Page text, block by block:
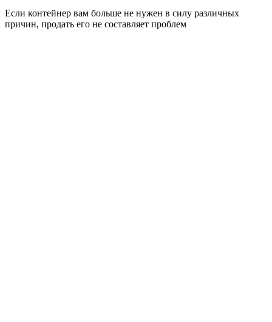
Если контейнер вам больше не нужен в силу различных
причин, продать его не составляет проблем